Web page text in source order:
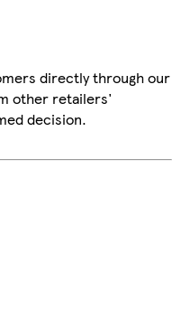
directly through our
other retailers'
decision.